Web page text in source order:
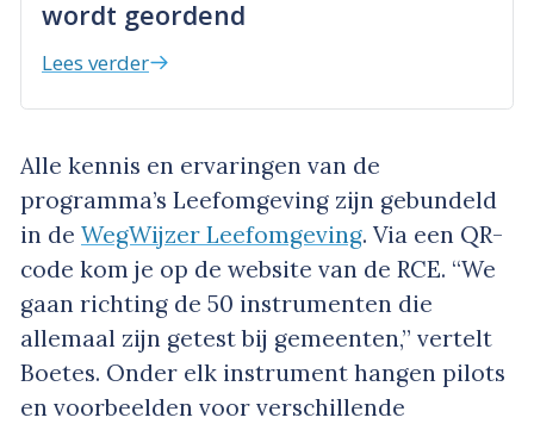
wordt geordend
Lees verder
Alle kennis en ervaringen van de
programma’s Leefomgeving zijn gebundeld
in de WegWijzer Leefomgeving. Via een QR-
code kom je op de website van de RCE. “We
gaan richting de 50 instrumenten die
allemaal zijn getest bij gemeenten,” vertelt
Boetes. Onder elk instrument hangen pilots
en voorbeelden voor verschillende